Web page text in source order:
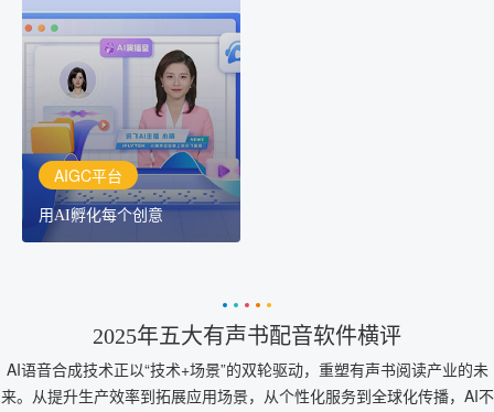
AIGC平台
用AI孵化每个创意
用AI孵化每个创意
讯飞AIGC平台：让每个创
作者都拥有自己的专注AI
创作助手
2025年五大有声书配音软件横评
AI语音合成技术正以“技术+场景”的双轮驱动，重塑有声书阅读产业的未
来。从提升生产效率到拓展应用场景，从个性化服务到全球化传播，AI不